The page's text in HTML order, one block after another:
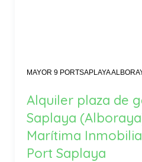
MAYOR 9 PORTSAPLAYA
Alquiler plaza de
Saplaya
Marítima
Port Saplaya